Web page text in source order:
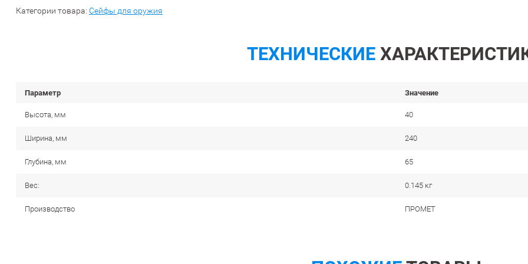
Категории товара: Сейфы для оружия
ТЕХНИЧЕСКИЕ
Параметр Значение
Высота, мм 40
Ширина, мм 240
Глубина, мм 65
Вес: 0.145 кг
Производство ПРОМЕТ